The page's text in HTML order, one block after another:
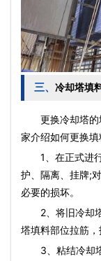
三、 冷却塔填
更换冷却塔的
家介绍如何更换填
1、在正式进行
护、隔离、挂牌;
必要的损坏。
2、将旧冷却塔
塔填料部位拉筋，
3、粘结冷却